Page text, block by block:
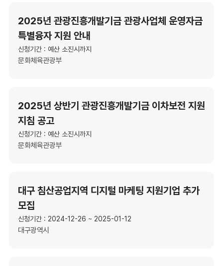
2025년 관광진흥개발기금 관광사업체 운영자금
특별융자 지원 안내
신청기간 : 예산 소진시까지
문화체육관광부
2025년 상반기 관광진흥개발기금 이차보전 지원
지침 공고
신청기간 : 예산 소진시까지
문화체육관광부
대구 침산공업지역 디지털 마케팅 지원기업 추가
모집
신청기간 : 2024-12-26 ~ 2025-01-12
대구광역시